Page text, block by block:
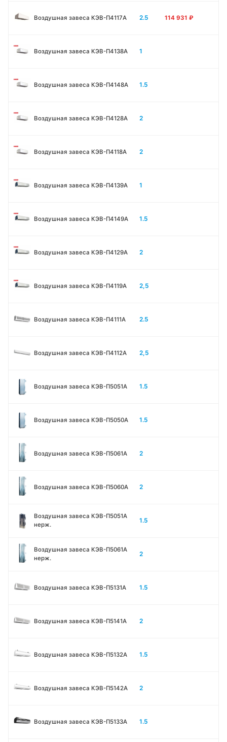
Воздушная завеса КЭВ-П4117A 2.5 114 931 ₽
Воздушная завеса КЭВ-П4138А 1
Воздушная завеса КЭВ-П4148А 1.5
Воздушная завеса КЭВ-П4128А 2
Воздушная завеса КЭВ-П4118А 2
Воздушная завеса КЭВ-П4139А 1
Воздушная завеса КЭВ-П4149А 1.5
Воздушная завеса КЭВ-П4129А 2
Воздушная завеса КЭВ-П4119А 2,5
Воздушная завеса КЭВ-П4111A 2.5
Воздушная завеса КЭВ-П4112А 2,5
Воздушная завеса КЭВ-П5051A 1.5
Воздушная завеса КЭВ-П5050A 1.5
Воздушная завеса КЭВ-П5061A 2
Воздушная завеса КЭВ-П5060A 2
Воздушная завеса КЭВ-П5051A
нерж.
1.5
Воздушная завеса КЭВ-П5061A
нерж.
2
Воздушная завеса КЭВ-П5131А 1.5
Воздушная завеса КЭВ-П5141А 2
Воздушная завеса КЭВ-П5132А 1.5
Воздушная завеса КЭВ-П5142А 2
Воздушная завеса КЭВ-П5133A 1.5